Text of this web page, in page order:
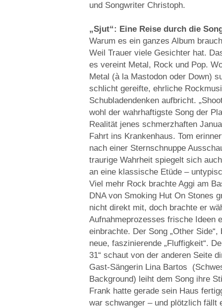
und Songwriter Christoph.
„Sjut“: Eine Reise durch die
Warum es ein ganzes Album
Weil Trauer viele Gesichter hat.
es vereint Metal, Rock und Pop.
Metal (à la Mastodon oder Down)
schlicht gereifte, ehrliche
Schubladendenken aufbricht.
wohl der wahrhaftigste Song der
Realität jenes schmerzhaften
Fahrt ins Krankenhaus. Tom
nach einer Sternschnuppe
traurige Wahrheit spiegelt sich
an eine klassische Etüde –
Viel mehr Rock brachte Aggi am
DNA von Smoking Hut On Stones
nicht direkt mit, doch brachte er
Aufnahmeprozesses frische Ideen
einbrachte. Der Song „Other
neue, faszinierende „Fluffigkeit“.
31“ schaut von der anderen Seite
Gast-Sängerin Lina Bartos
Background) leiht dem Song ihre
Frank hatte gerade sein Haus
war schwanger – und plötzlich fällt